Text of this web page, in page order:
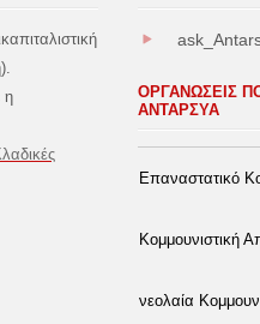
η
ΟΡΓΑΝΩΣΕΙΣ
ΑΝΤΑΡΣΥΑ
Επαναστατικό
Κομμουνιστική
νεολαία